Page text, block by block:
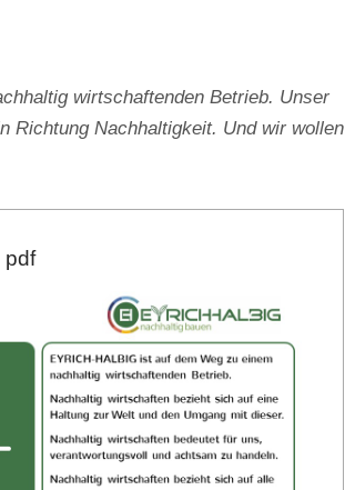
wirtschaftenden Betrieb. Unser
Richtung Nachhaltigkeit. Und wir wollen
pdf